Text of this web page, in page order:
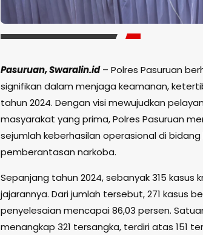
Pasuruan, Swaralin.id – Polres Pasuruan
signifikan dalam menjaga keamanan,
tahun 2024. Dengan visi mewujudkan
masyarakat yang prima, Polres Pasuruan
sejumlah keberhasilan operasional di
pemberantasan narkoba.
Sepanjang tahun 2024, sebanyak 315 kasus
jajarannya. Dari jumlah tersebut, 271 kasus
penyelesaian mencapai 86,03 persen.
menangkap 321 tersangka, terdiri atas 151